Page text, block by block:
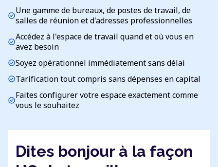
check_circleUne gamme de bureaux, de postes de travail, de
salles de réunion et d'adresses professionnelles
check_circleAccédez à l'espace de travail quand et où vous en
avez besoin
check_circleSoyez opérationnel immédiatement sans délai
check_circleTarification tout compris sans dépenses en capital
check_circleFaites configurer votre espace exactement comme
vous le souhaitez
Dites bonjour à la façon